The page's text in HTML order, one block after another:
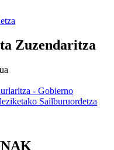
Zuzendaritza
- Gobierno
Sailburuordetza